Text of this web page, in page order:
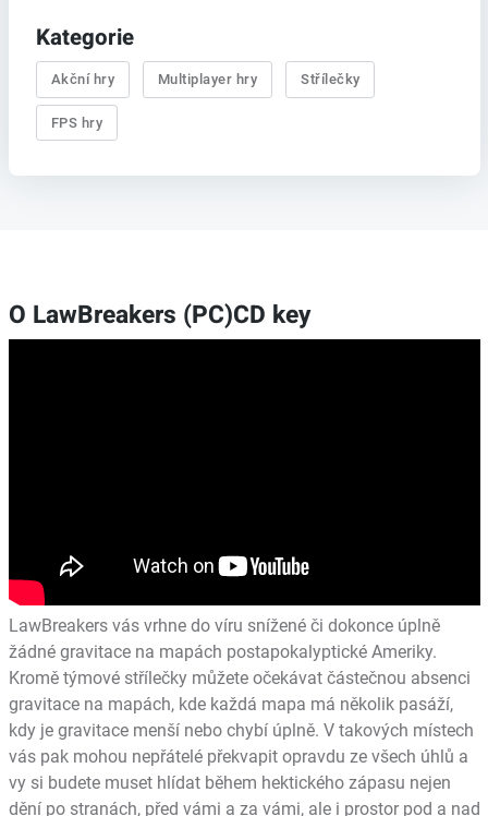
Kategorie
Akční hry Multiplayer hry Střílečky
FPS hry
O LawBreakers (PC)CD key
LawBreakers vás vrhne do víru snížené či dokonce úplně
žádné gravitace na mapách postapokalyptické Ameriky.
Kromě týmové střílečky můžete očekávat částečnou absenci
gravitace na mapách, kde každá mapa má několik pasáží,
kdy je gravitace menší nebo chybí úplně. V takových místech
vás pak mohou nepřátelé překvapit opravdu ze všech úhlů a
vy si budete muset hlídat během hektického zápasu nejen
dění po stranách, před vámi a za vámi, ale i prostor pod a nad